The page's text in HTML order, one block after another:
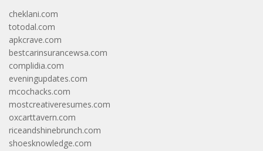
cheklani.com
totodal.com
apkcrave.com
bestcarinsurancewsa.com
complidia.com
eveningupdates.com
mcochacks.com
mostcreativeresumes.com
oxcarttavern.com
riceandshinebrunch.com
shoesknowledge.com